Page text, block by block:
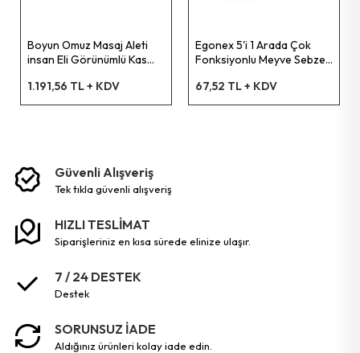
Boyun Omuz Masaj Aleti
insan Eli Görünümlü Kas
1.191,56 TL + KDV
Egonex 5'i 1 Arada Çok
Fonksiyonlu Meyve Sebze
ve Şişe Açacağı – Ahşap
Saplı Paslanmaz Çelik
67,52 TL + KDV
Güvenli Alışveriş
tek tikla güvenli̇ alişveri̇ş
HIZLI TESLİMAT
siparişleriniz en kısa sürede elinize ulaşır.
7 / 24 DESTEK
destek
SORUNSUZ İADE
aldığınız ürünleri kolay iade edin.